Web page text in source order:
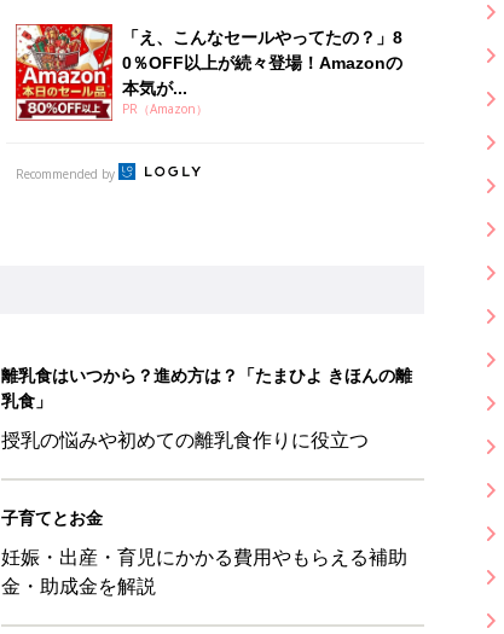
「え、こんなセールやってたの？」8
0％OFF以上が続々登場！Amazonの
本気が...
PR（Amazon）
Recommended by
離乳食はいつから？進め方は？「たまひよ きほんの離
乳食」
授乳の悩みや初めての離乳食作りに役立つ
子育てとお金
妊娠・出産・育児にかかる費用やもらえる補助
金・助成金を解説